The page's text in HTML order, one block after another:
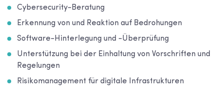
Cybersecurity-Beratung
Erkennung von und Reaktion auf Bedrohungen
Software-Hinterlegung und -Überprüfung
Unterstützung bei der Einhaltung von Vorschriften und
Regelungen
Risikomanagement für digitale Infrastrukturen